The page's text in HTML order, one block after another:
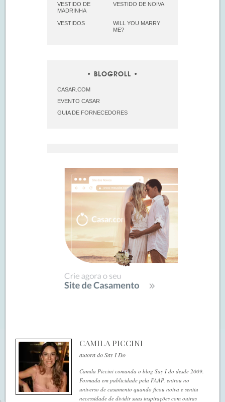
VESTIDO DE
MADRINHA
VESTIDO DE NOIVA
VESTIDOS
WILL YOU MARRY
ME?
BLOGROLL
CASAR.COM
EVENTO CASAR
GUIA DE FORNECEDORES
CAMILA PICCINI
autora do Say I Do
Camila Piccini comanda o blog Say I do desde 2009.
Formada em publicidade pela FAAP, entrou no
universo de casamento quando ficou noiva e sentiu
necessidade de dividir suas inspirações com outras